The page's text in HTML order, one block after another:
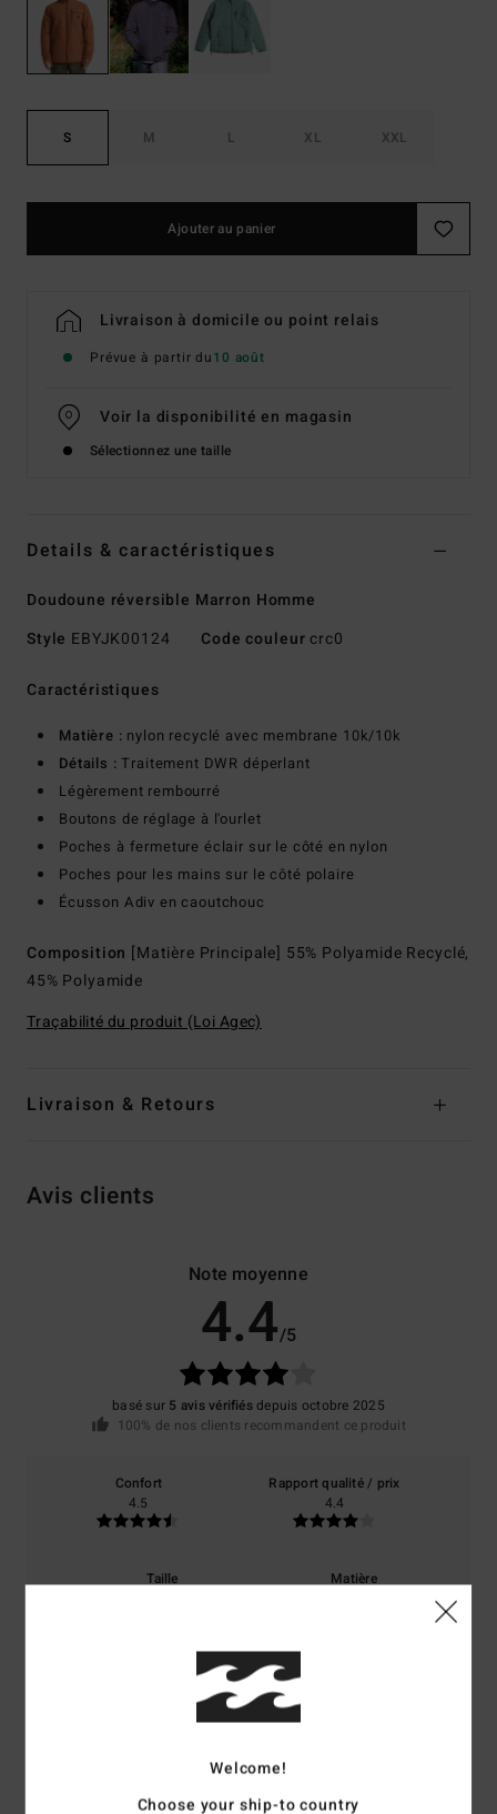
S M L XL XXL
Ajouter au panier
Livraison à domicile ou point relais
Prévue à partir du10 août
Voir la disponibilité en magasin
Sélectionnez une taille
Details & caractéristiques
Doudoune réversible Marron Homme
Style EBYJK00124 Code couleur crc0
Caractéristiques
Matière : nylon recyclé avec membrane 10k/10k
Détails : Traitement DWR déperlant
Légèrement rembourré
Boutons de réglage à l'ourlet
Poches à fermeture éclair sur le côté en nylon
Poches pour les mains sur le côté polaire
Écusson Adiv en caoutchouc
Composition [Matière Principale] 55% Polyamide Recyclé,
45% Polyamide
Traçabilité du produit (Loi Agec)
Livraison & Retours
Avis clients
Note moyenne
4.4/5
basé sur 5 avis vérifiésdepuis octobre 2025
100% de nos clients recommandent ce produit
Confort
4.5
Rapport qualité / prix
4.4
Taille
Matière
Coloris
4.2
Welcome!
Choose your ship-to country